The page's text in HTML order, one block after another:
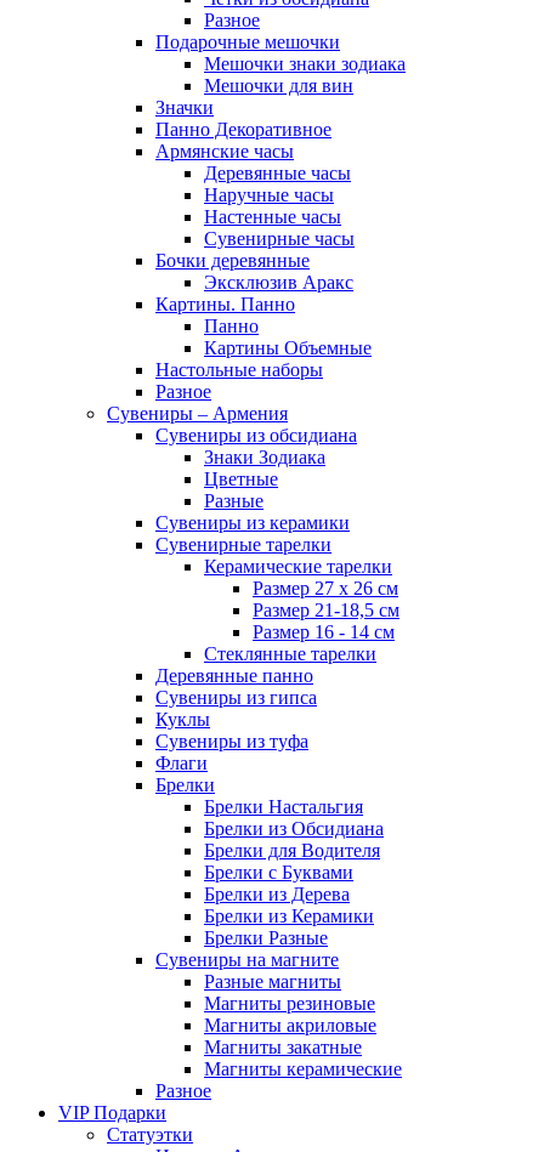
Разное
Подарочные мешочки
Мешочки знаки зодиака
Мешочки для вин
Значки
Панно Декоративное
Армянские часы
Деревянные часы
Наручные часы
Настенные часы
Сувенирные часы
Бочки деревянные
Эксклюзив Аракс
Картины. Панно
Панно
Картины Объемные
Настольные наборы
Разное
Сувениры – Армения
Сувениры из обсидиана
Знаки Зодиака
Цветные
Разные
Сувениры из керамики
Сувенирные тарелки
Керамические тарелки
Размер 27 х 26 см
Размер 21-18,5 см
Размер 16 - 14 см
Стеклянные тарелки
Деревянные панно
Сувениры из гипса
Куклы
Сувениры из туфа
Флаги
Брелки
Брелки Настальгия
Брелки из Обсидиана
Брелки для Водителя
Брелки с Буквами
Брелки из Дерева
Брелки из Керамики
Брелки Разные
Сувениры на магните
Разные магниты
Магниты резиновые
Магниты акриловые
Магниты закатные
Магниты керамические
Разное
VIP Подарки
Статуэтки